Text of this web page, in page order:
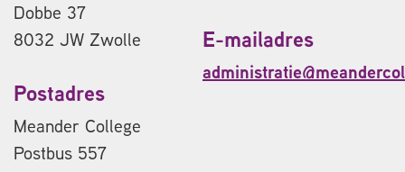
Dobbe 37
8032 JW Zwolle
Postadres
Meander College
Postbus 557
E-mailadres